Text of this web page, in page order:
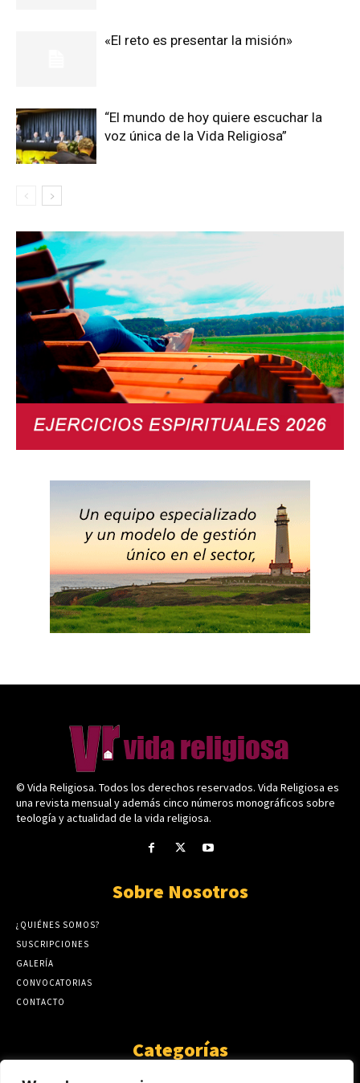
«El reto es presentar la misión»
“El mundo de hoy quiere escuchar la
voz única de la Vida Religiosa”
© Vida Religiosa. Todos los derechos reservados. Vida Religiosa es
una revista mensual y además cinco números monográficos sobre
teología y actualidad de la vida religiosa.
Sobre Nosotros
¿QUIÉNES SOMOS?
SUSCRIPCIONES
GALERÍA
CONVOCATORIAS
CONTACTO
Categorías
ARTÍCULOS